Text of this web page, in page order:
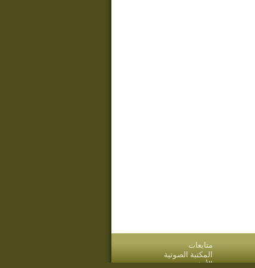
متابعات
المكتبة الصوتية
الأرشيف